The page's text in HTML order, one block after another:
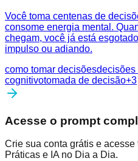
Você toma centenas de
consome energia mental.
chegam, você já está
impulso ou adiando.
como tomar decisõesdecisões
cognitivotomada de decisão+3
Acesse o prompt
Crie sua conta grátis e
Práticas e IA no Dia a Dia.